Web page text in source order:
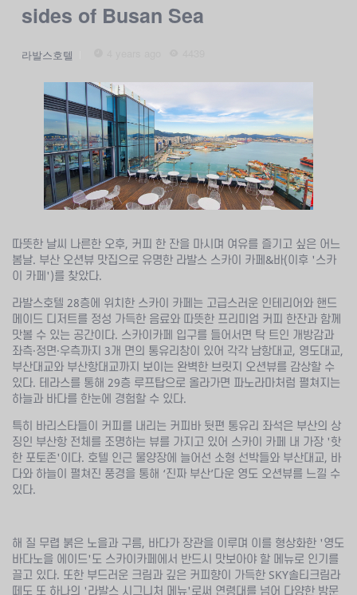
sides of Busan Sea
라발스호텔
따뜻한 날씨 나른한 오후, 커피 한 잔을 마시며 여유를 즐기고 싶은 어느
봄날. 부산 오션뷰 맛집으로 유명한 라발스 스카이 카페&바(이후 '스카
이 카페')를 찾았다.
라발스호텔 28층에 위치한 스카이 카페는 고급스러운 인테리어와 핸드
메이드 디저트를 정성 가득한 음료와 따뜻한 프리미엄 커피 한잔과 함께
맛볼 수 있는 공간이다. 스카이카페 입구를 들어서면 탁 트인 개방감과
좌측·정면·우측까지 3개 면의 통유리창이 있어 각각 남항대교, 영도대교,
부산대교와 부산항대교까지 보이는 완벽한 브릿지 오션뷰를 감상할 수
있다. 테라스를 통해 29층 루프탑으로 올라가면 파노라마처럼 펼쳐지는
하늘과 바다를 한눈에 경험할 수 있다.
특히 바리스타들이 커피를 내리는 커피바 뒷편 통유리 좌석은 부산의 상
징인 부산항 전체를 조명하는 뷰를 가지고 있어 스카이 카페 내 가장 '핫
한 포토존'이다. 호텔 인근 물양장에 늘어선 소형 선박들와 부산대교, 바
다와 하늘이 펼쳐진 풍경을 통해 ‘진짜 부산’다운 영도 오션뷰를 느낄 수
있다.
해 질 무렵 붉은 노을과 구름, 바다가 장관을 이루며 이를 형상화한 '영도
바다노을 에이드'도 스카이카페에서 반드시 맛보아야 할 메뉴로 인기를
끌고 있다. 또한 부드러운 크림과 깊은 커피향이 가득한 SKY솔티크림라
떼도 또 하나의 '라발스 시그니처 메뉴'로써 연령대를 넘어 다양한 방문